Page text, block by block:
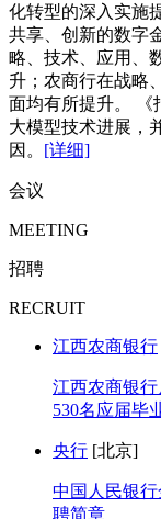
化转型的深入实施
共享、创新的数字
略、技术、应用、
升；农商行在战略
面均有所提升。 《
大模型技术进展，
因。 [详细]
会议
MEETING
招聘
RECRUIT
江西农商银行
江西农商银
530名应届毕
央行 [北京]
中国人民银
聘简章